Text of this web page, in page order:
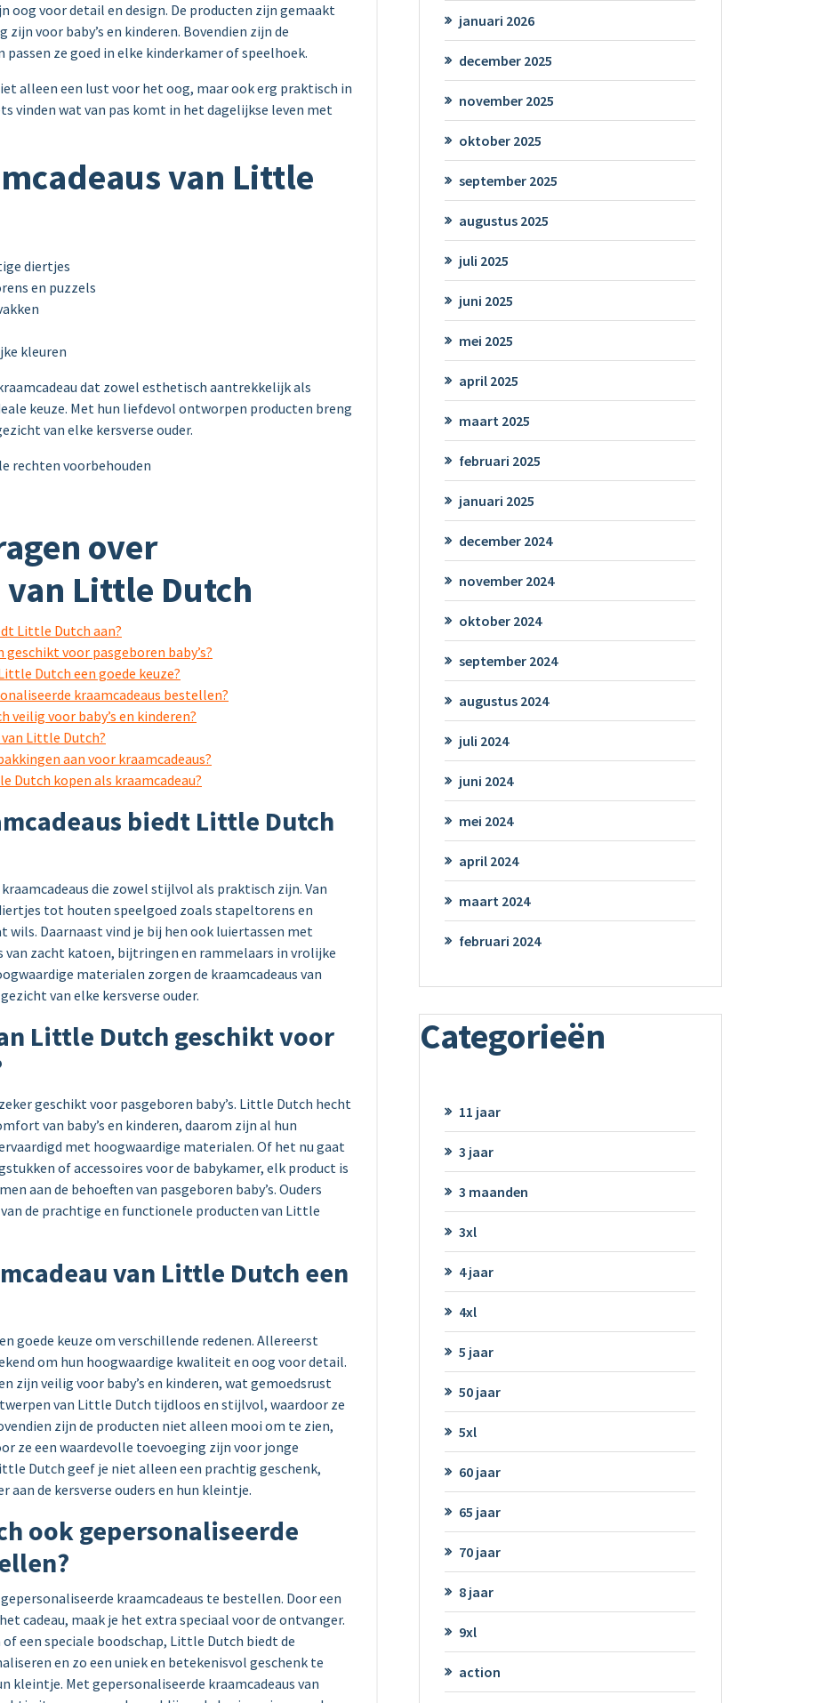
oog voor detail en design. De producten zijn gemaakt
voor baby’s en kinderen. Bovendien zijn de
ze goed in elke kinderkamer of speelhoek.
alleen een lust voor het oog, maar ook erg praktisch in
vinden wat van pas komt in het dagelijkse leven met
van Little
diertjes
en puzzels
kleuren
dat zowel esthetisch aantrekkelijk als
keuze. Met hun liefdevol ontworpen producten breng
van elke kersverse ouder.
rechten voorbehouden
over
Little Dutch
Little Dutch aan?
voor pasgeboren baby’s?
Dutch een goede keuze?
kraamcadeaus bestellen?
voor baby’s en kinderen?
Little Dutch?
aan voor kraamcadeaus?
Dutch kopen als kraamcadeau?
biedt Little Dutch
die zowel stijlvol als praktisch zijn. Van
tot houten speelgoed zoals stapeltorens en
Daarnaast vind je bij hen ook luiertassen met
van zacht katoen, bijtringen en rammelaars in vrolijke
materialen zorgen de kraamcadeaus van
van elke kersverse ouder.
Little Dutch geschikt voor
geschikt voor pasgeboren baby’s. Little Dutch hecht
van baby’s en kinderen, daarom zijn al hun
met hoogwaardige materialen. Of het nu gaat
of accessoires voor de babykamer, elk product is
aan de behoeften van pasgeboren baby’s. Ouders
de prachtige en functionele producten van Little
van Little Dutch een
goede keuze om verschillende redenen. Allereerst
om hun hoogwaardige kwaliteit en oog voor detail.
zijn veilig voor baby’s en kinderen, wat gemoedsrust
van Little Dutch tijdloos en stijlvol, waardoor ze
zijn de producten niet alleen mooi om te zien,
ze een waardevolle toevoeging zijn voor jonge
Dutch geef je niet alleen een prachtig geschenk,
de kersverse ouders en hun kleintje.
ook gepersonaliseerde
kraamcadeaus te bestellen. Door een
cadeau, maak je het extra speciaal voor de ontvanger.
een speciale boodschap, Little Dutch biedt de
en zo een uniek en betekenisvol geschenk te
kleintje. Met gepersonaliseerde kraamcadeaus van
januari 2026
december 2025
november 2025
oktober 2025
september 2025
augustus 2025
juli 2025
juni 2025
mei 2025
april 2025
maart 2025
februari 2025
januari 2025
december 2024
november 2024
oktober 2024
september 2024
augustus 2024
juli 2024
juni 2024
mei 2024
april 2024
maart 2024
februari 2024
Categorieën
11 jaar
3 jaar
3 maanden
3xl
4 jaar
4xl
5 jaar
50 jaar
5xl
60 jaar
65 jaar
70 jaar
8 jaar
9xl
action